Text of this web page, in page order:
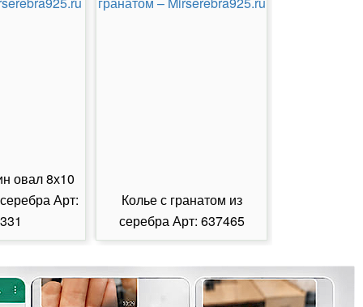
овал 8х10
Арт:
Колье с гранатом из
серебра Арт: 637465